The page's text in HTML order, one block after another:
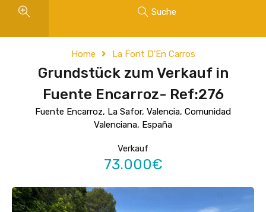
Suche
Home La Font D’En Carros
Grundstück zum Verkauf in
Fuente Encarroz- Ref:276
Fuente Encarroz, La Safor, Valencia, Comunidad
Valenciana, España
Verkauf
73.000€